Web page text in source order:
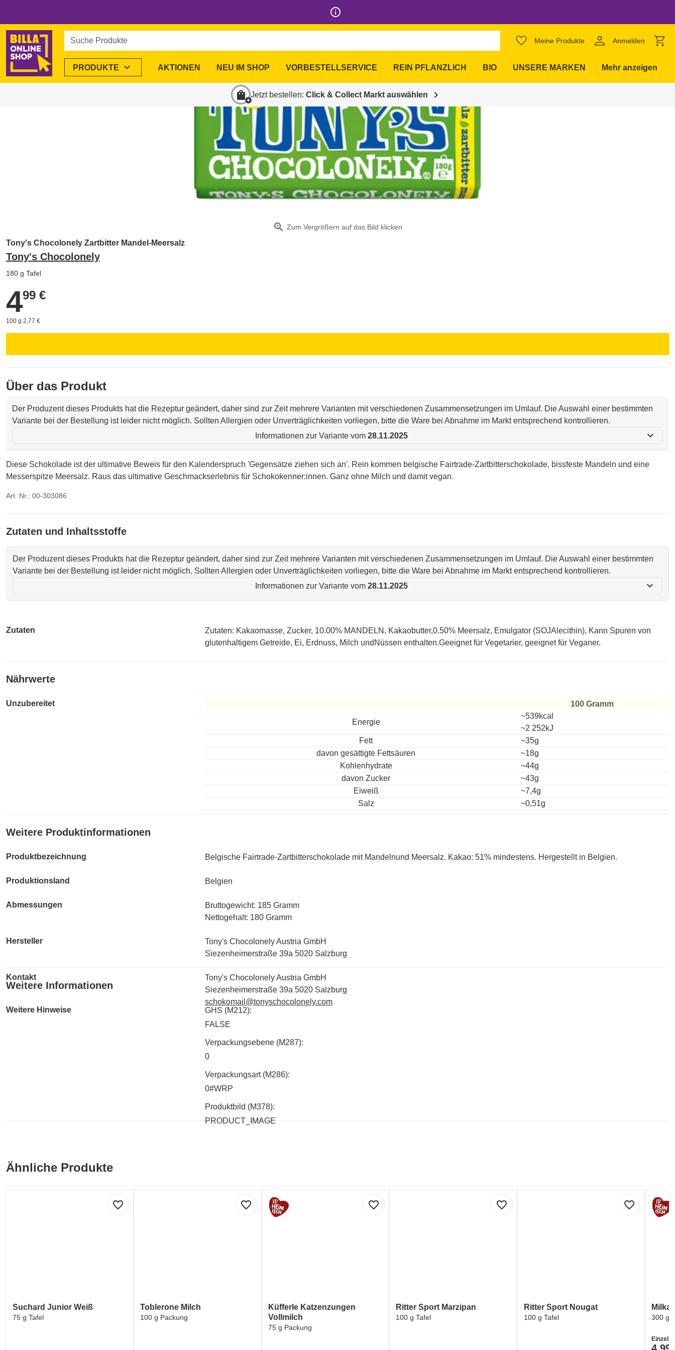
info_outline
Suche Produkte
Meine Produkte Anmelden
PRODUKTE expand_more AKTIONEN NEU IM SHOP VORBESTELLSERVICE REIN PFLANZLICH BIO UNSERE MARKEN Mehr anzeigen
shopping_bag Jetzt bestellen: Click & Collect Markt auswählen chevron_right
favorite_border
zoom_in Zum Vergrößern auf das Bild klicken
Tony's Chocolonely Zartbitter Mandel-Meersalz
Tony's Chocolonely
180 g Tafel
4,99 €
499 €
100 g 2,77 €
Über das Produkt
Der Produzent dieses Produkts hat die Rezeptur geändert, daher sind zur Zeit mehrere Varianten mit verschiedenen Zusammensetzungen im Umlauf. Die Auswahl einer bestimmten
Variante bei der Bestellung ist leider nicht möglich. Sollten Allergien oder Unverträglichkeiten vorliegen, bitte die Ware bei Abnahme im Markt entsprechend kontrollieren.
Informationen zur Variante vom 28.11.2025 expand_more
Diese Schokolade ist der ultimative Beweis für den Kalenderspruch 'Gegensätze ziehen sich an'. Rein kommen belgische Fairtrade-Zartbitterschokolade, bissfeste Mandeln und eine
Messerspitze Meersalz. Raus das ultimative Geschmackserlebnis für Schokokenner:innen. Ganz ohne Milch und damit vegan.
Art. Nr.: 00-303086
Zutaten und Inhaltsstoffe
Der Produzent dieses Produkts hat die Rezeptur geändert, daher sind zur Zeit mehrere Varianten mit verschiedenen Zusammensetzungen im Umlauf. Die Auswahl einer bestimmten
Variante bei der Bestellung ist leider nicht möglich. Sollten Allergien oder Unverträglichkeiten vorliegen, bitte die Ware bei Abnahme im Markt entsprechend kontrollieren.
Informationen zur Variante vom 28.11.2025 expand_more
Zutaten
Zutaten: Kakaomasse, Zucker, 10.00% MANDELN, Kakaobutter,0.50% Meersalz, Emulgator (SOJAlecithin), Kann Spuren von
glutenhaltigem Getreide, Ei, Erdnuss, Milch undNüssen enthalten.Geeignet für Vegetarier, geeignet für Veganer.
Nährwerte
Unzubereitet
100 Gramm
Energie
~539kcal
~2 252kJ
Fett
~35g
davon gesättigte Fettsäuren
~18g
Kohlenhydrate
~44g
davon Zucker
~43g
Eiweiß
~7,4g
Salz
~0,51g
Weitere Produktinformationen
Produktbezeichnung Belgische Fairtrade-Zartbitterschokolade mit Mandelnund Meersalz. Kakao: 51% mindestens. Hergestellt in Belgien.
Produktionsland Belgien
Abmessungen
Bruttogewicht: 185 Gramm
Nettogehalt: 180 Gramm
Hersteller
Tony's Chocolonely Austria GmbH
Siezenheimerstraße 39a 5020 Salzburg
Kontakt
Tony's Chocolonely Austria GmbH
Siezenheimerstraße 39a 5020 Salzburg
schokomail@tonyschocolonely.com
Weitere Informationen
Weitere Hinweise
GHS (M212):
FALSE
Verpackungsebene (M287):
0
Verpackungsart (M286):
0#WRP
Produktbild (M378):
PRODUCT_IMAGE
Ähnliche Produkte
favorite_border
Suchard Junior Weiß
75 g Tafel
favorite_border
Toblerone Milch
100 g Packung
favorite_border
Küfferle Katzenzungen
Vollmilch
75 g Packung
favorite_border
Ritter Sport Marzipan
100 g Tafel
favorite_border
Ritter Sport Nougat
100 g Tafel
Milka
300 g